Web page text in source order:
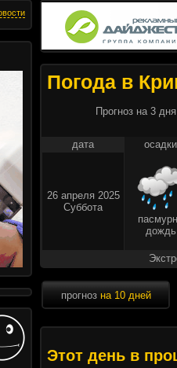
Погода в
Прогноз на 3 дня
дата осадки
26 апреля 2025
Суббота
дождь
прогноз на 10 дней
Этот день в